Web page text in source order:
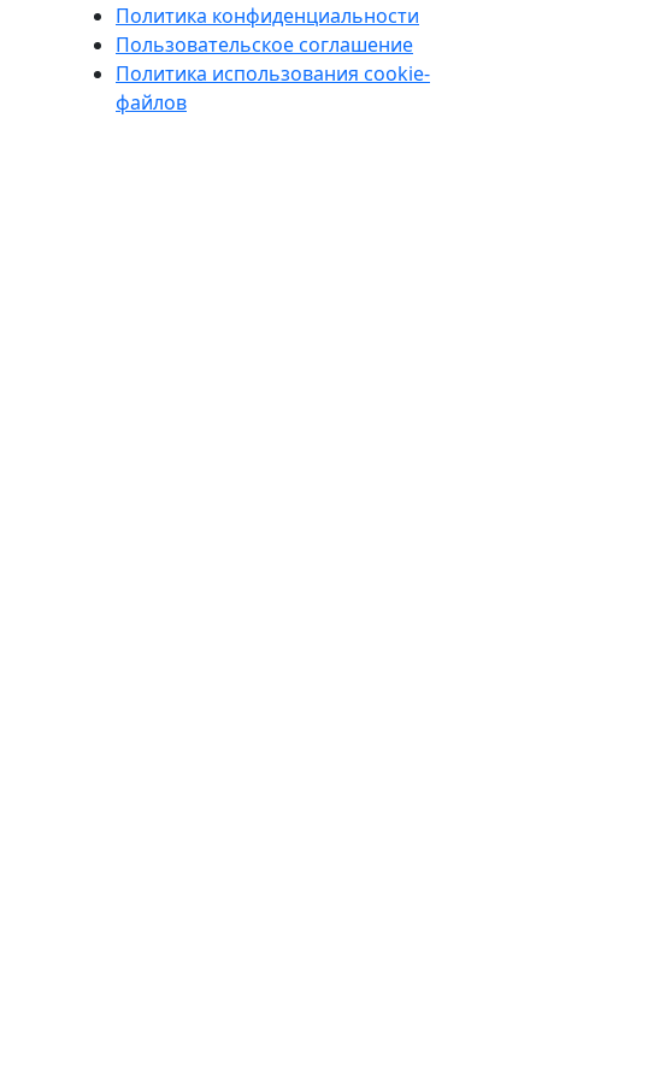
Политика конфиденциальности
Пользовательское соглашение
Политика использования cookie-
файлов